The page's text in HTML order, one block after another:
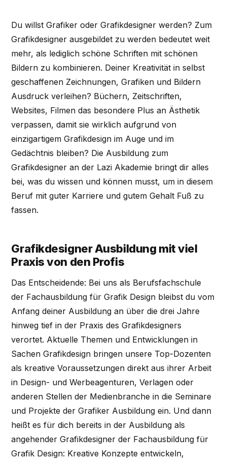
Du willst Grafiker oder Grafikdesigner werden? Zum
Grafikdesigner ausgebildet zu werden bedeutet weit
mehr, als lediglich schöne Schriften mit schönen
Bildern zu kombinieren. Deiner Kreativität in selbst
geschaffenen Zeichnungen, Grafiken und Bildern
Ausdruck verleihen? Büchern, Zeitschriften,
Websites, Filmen das besondere Plus an Ästhetik
verpassen, damit sie wirklich aufgrund von
einzigartigem Grafikdesign im Auge und im
Gedächtnis bleiben? Die Ausbildung zum
Grafikdesigner an der Lazi Akademie bringt dir alles
bei, was du wissen und können musst, um in diesem
Beruf mit guter Karriere und gutem Gehalt Fuß zu
fassen.
Grafikdesigner Ausbildung mit viel
Praxis von den Profis
Das Entscheidende: Bei uns als Berufsfachschule
der Fachausbildung für Grafik Design bleibst du vom
Anfang deiner Ausbildung an über die drei Jahre
hinweg tief in der Praxis des Grafikdesigners
verortet. Aktuelle Themen und Entwicklungen in
Sachen Grafikdesign bringen unsere Top-Dozenten
als kreative Voraussetzungen direkt aus ihrer Arbeit
in Design- und Werbeagenturen, Verlagen oder
anderen Stellen der Medienbranche in die Seminare
und Projekte der Grafiker Ausbildung ein. Und dann
heißt es für dich bereits in der Ausbildung als
angehender Grafikdesigner der Fachausbildung für
Grafik Design: Kreative Konzepte entwickeln,